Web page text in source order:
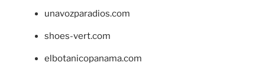
unavozparadios.com
shoes-vert.com
elbotanicopanama.com